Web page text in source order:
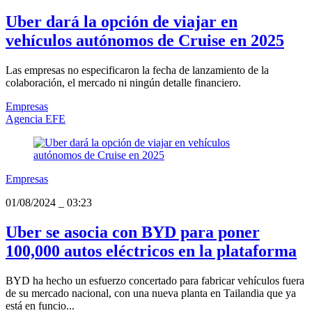
Uber dará la opción de viajar en
vehículos autónomos de Cruise en 2025
Las empresas no especificaron la fecha de lanzamiento de la
colaboración, el mercado ni ningún detalle financiero.
Empresas
Agencia EFE
Empresas
01/08/2024
03:23
Uber se asocia con BYD para poner
100,000 autos eléctricos en la plataforma
BYD ha hecho un esfuerzo concertado para fabricar vehículos fuera
de su mercado nacional, con una nueva planta en Tailandia que ya
está en funcio...